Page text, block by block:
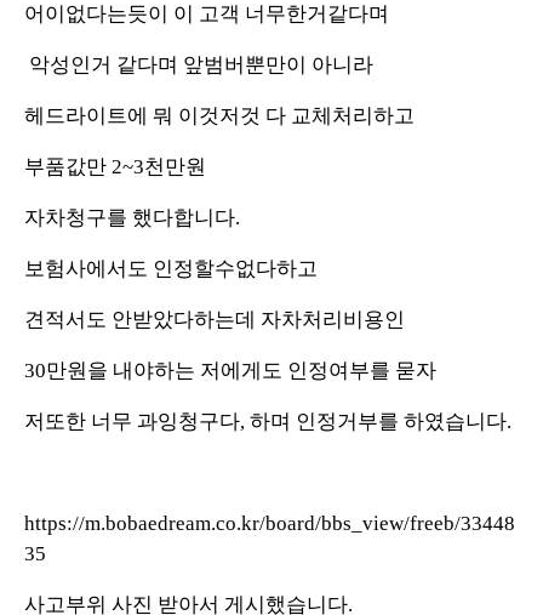
어이없다는듯이 이 고객 너무한거같다며
악성인거 같다며 앞범버뿐만이 아니라
헤드라이트에 뭐 이것저것 다 교체처리하고
부품값만 2~3천만원
자차청구를 했다합니다.
보험사에서도 인정할수없다하고
견적서도 안받았다하는데 자차처리비용인
30만원을 내야하는 저에게도 인정여부를 묻자
저또한 너무 과잉청구다, 하며 인정거부를 하였습니다.
https://m.bobaedream.co.kr/board/bbs_view/freeb/33448
35
사고부위 사진 받아서 게시했습니다.